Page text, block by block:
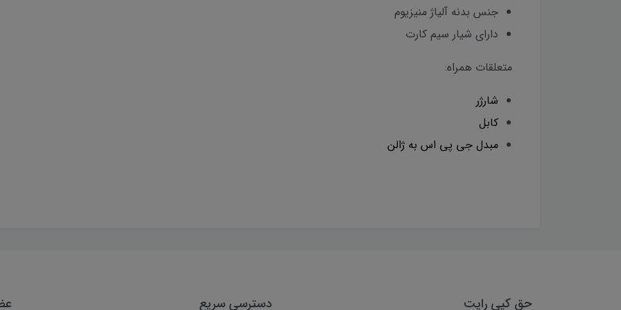
جنس بدنه آلیاژ منیزیوم
دارای شیار سیم کارت
متعلقات همراه:
شارژر
کابل
مبدل جی پی اس به ژالن
حق کپی رایت دسترسی سریع